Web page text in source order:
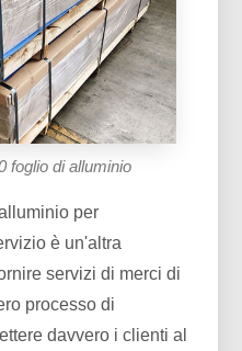
foglio di alluminio
per
è un'altra
servizi di merci di
processo di
davvero i clienti al